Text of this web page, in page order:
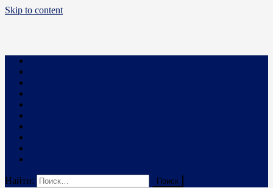
Skip to content
Business PRO
Новости про бизнес и не только
Найти: